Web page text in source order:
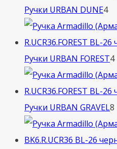
Ручки URBAN DUNE44
Ручки URBAN FOREST44
Ручки URBAN GRAVEL8